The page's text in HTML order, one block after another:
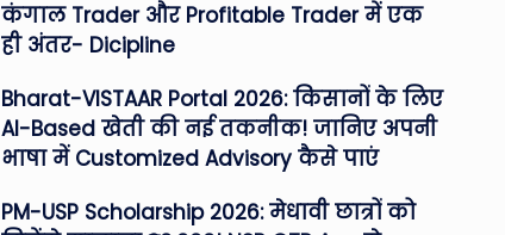
कंगाल Trader और Profitable Trader में एक
ही अंतर- Dicipline
Bharat-VISTAAR Portal 2026: किसानों के लिए
AI-Based खेती की नई तकनीक! जानिए अपनी
भाषा में Customized Advisory कैसे पाएं
PM-USP Scholarship 2026: मेधावी छात्रों को